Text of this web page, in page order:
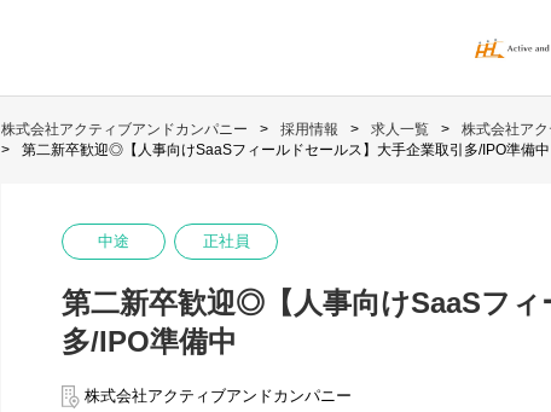
株式会社アクティブアンドカンパニー 採用情報 求人一覧
株式会社ア
第二新卒歓迎◎【人事向けSaaSフィールドセールス】大手企業取引多/IPO準備中
中途 正社員
第二新卒歓迎◎【人事向けSaaSフィ
多/IPO準備中
株式会社アクティブアンドカンパニー